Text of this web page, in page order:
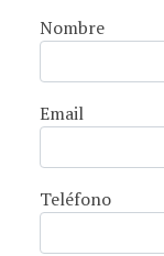
Nombre
Email
Teléfono